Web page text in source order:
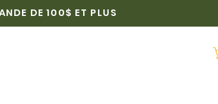
DE 100$ ET PLUS